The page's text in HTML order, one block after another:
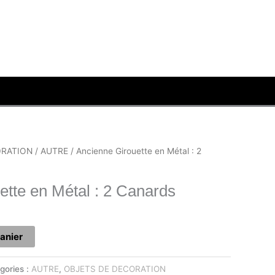
/ AUTRE / Ancienne Girouette en Métal : 2
en Métal : 2 Canards
: AUTRE, OBJETS DE DECORATION